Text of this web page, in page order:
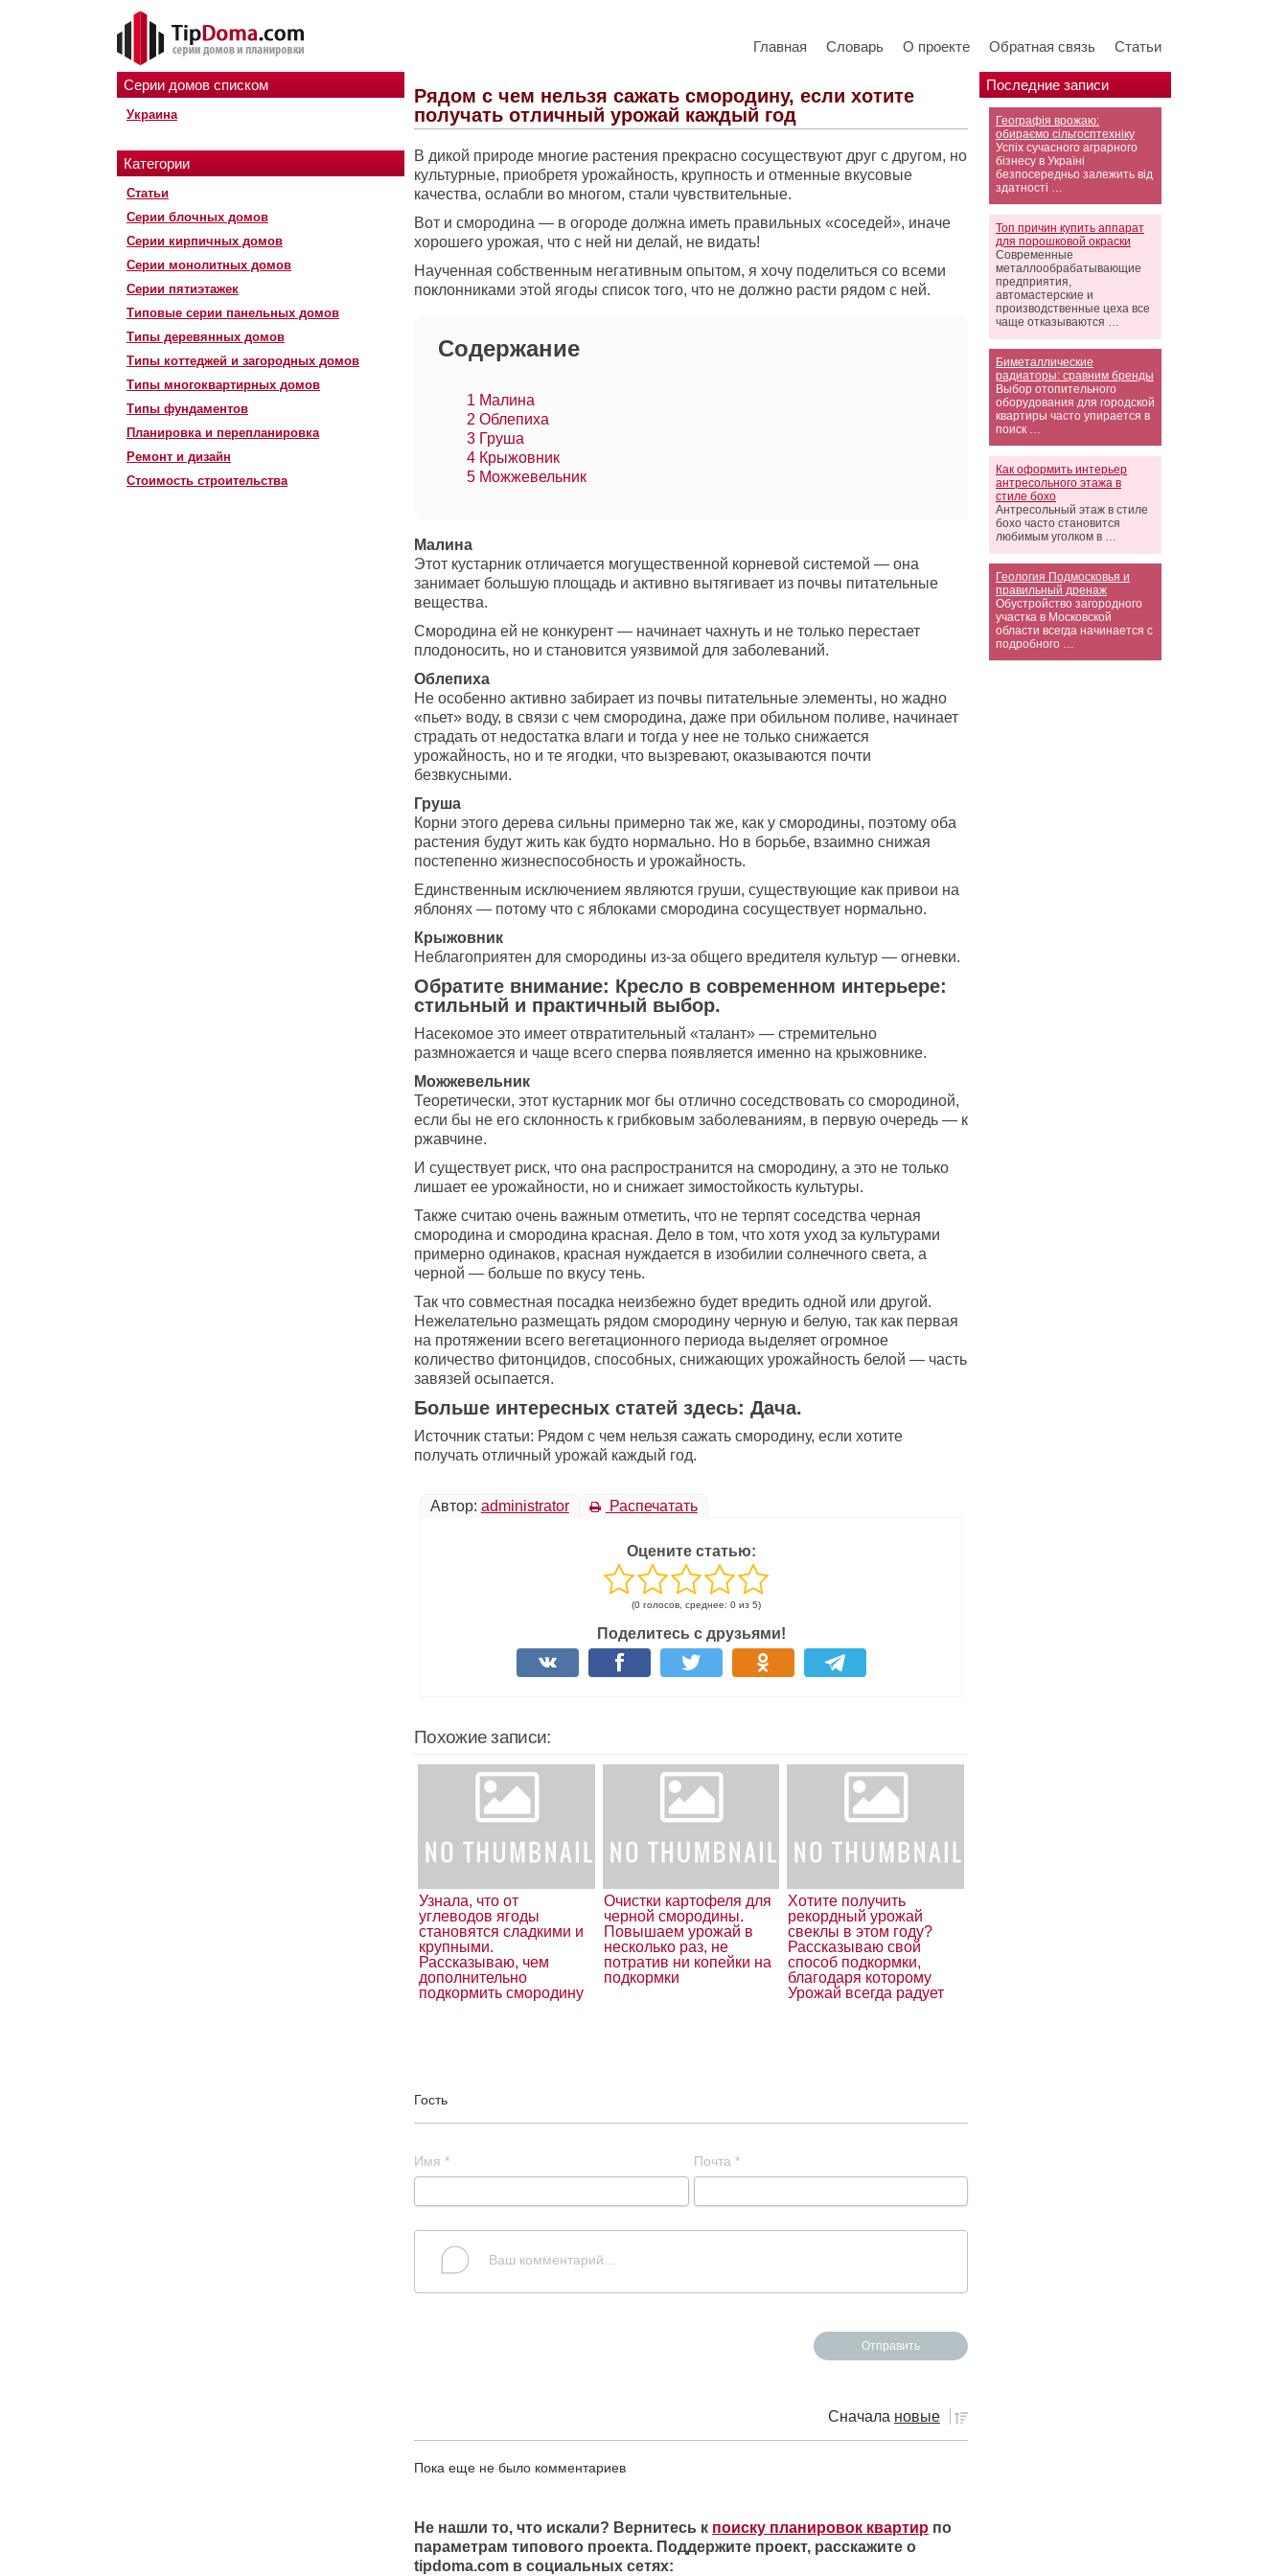
Главная Словарь О проекте Обратная связь Статьи
Серии домов списком
Украина
Категории
Статьи
Серии блочных домов
Серии кирпичных домов
Серии монолитных домов
Серии пятиэтажек
Типовые серии панельных домов
Типы деревянных домов
Типы коттеджей и загородных домов
Типы многоквартирных домов
Типы фундаментов
Планировка и перепланировка
Ремонт и дизайн
Стоимость строительства
Последние записи
Географія врожаю:
обираємо сільгосптехніку
Успіх сучасного аграрного
бізнесу в Україні
безпосередньо залежить від
здатності …
Топ причин купить аппарат
для порошковой окраски
Современные
металлообрабатывающие
предприятия,
автомастерские и
производственные цеха все
чаще отказываются …
Биметаллические
радиаторы: сравним бренды
Выбор отопительного
оборудования для городской
квартиры часто упирается в
поиск …
Как оформить интерьер
антресольного этажа в
стиле бохо
Антресольный этаж в стиле
бохо часто становится
любимым уголком в …
Геология Подмосковья и
правильный дренаж
Обустройство загородного
участка в Московской
области всегда начинается с
подробного …
Рядом с чем нельзя сажать смородину, если хотите
получать отличный урожай каждый год
В дикой природе многие растения прекрасно сосуществуют друг с другом, но
культурные, приобретя урожайность, крупность и отменные вкусовые
качества, ослабли во многом, стали чувствительные.
Вот и смородина — в огороде должна иметь правильных «соседей», иначе
хорошего урожая, что с ней ни делай, не видать!
Наученная собственным негативным опытом, я хочу поделиться со всеми
поклонниками этой ягоды список того, что не должно расти рядом с ней.
Содержание
1 Малина
2 Облепиха
3 Груша
4 Крыжовник
5 Можжевельник
Малина
Этот кустарник отличается могущественной корневой системой — она
занимает большую площадь и активно вытягивает из почвы питательные
вещества.
Смородина ей не конкурент — начинает чахнуть и не только перестает
плодоносить, но и становится уязвимой для заболеваний.
Облепиха
Не особенно активно забирает из почвы питательные элементы, но жадно
«пьет» воду, в связи с чем смородина, даже при обильном поливе, начинает
страдать от недостатка влаги и тогда у нее не только снижается
урожайность, но и те ягодки, что вызревают, оказываются почти
безвкусными.
Груша
Корни этого дерева сильны примерно так же, как у смородины, поэтому оба
растения будут жить как будто нормально. Но в борьбе, взаимно снижая
постепенно жизнеспособность и урожайность.
Единственным исключением являются груши, существующие как привои на
яблонях — потому что с яблоками смородина сосуществует нормально.
Крыжовник
Неблагоприятен для смородины из-за общего вредителя культур — огневки.
Обратите внимание: Кресло в современном интерьере:
стильный и практичный выбор.
Насекомое это имеет отвратительный «талант» — стремительно
размножается и чаще всего сперва появляется именно на крыжовнике.
Можжевельник
Теоретически, этот кустарник мог бы отлично соседствовать со смородиной,
если бы не его склонность к грибковым заболеваниям, в первую очередь — к
ржавчине.
И существует риск, что она распространится на смородину, а это не только
лишает ее урожайности, но и снижает зимостойкость культуры.
Также считаю очень важным отметить, что не терпят соседства черная
смородина и смородина красная. Дело в том, что хотя уход за культурами
примерно одинаков, красная нуждается в изобилии солнечного света, а
черной — больше по вкусу тень.
Так что совместная посадка неизбежно будет вредить одной или другой.
Нежелательно размещать рядом смородину черную и белую, так как первая
на протяжении всего вегетационного периода выделяет огромное
количество фитонцидов, способных, снижающих урожайность белой — часть
завязей осыпается.
Больше интересных статей здесь: Дача.
Источник статьи: Рядом с чем нельзя сажать смородину, если хотите
получать отличный урожай каждый год.
Автор: administrator Распечатать
Оцените статью:
(0 голосов, среднее: 0 из 5)
Поделитесь с друзьями!
Похожие записи:
Узнала, что от
углеводов ягоды
становятся сладкими и
крупными.
Рассказываю, чем
дополнительно
подкормить смородину
Очистки картофеля для
черной смородины.
Повышаем урожай в
несколько раз, не
потратив ни копейки на
подкормки
Хотите получить
рекордный урожай
свеклы в этом году?
Рассказываю свой
способ подкормки,
благодаря которому
Урожай всегда радует
Гость
Имя * Почта *
Сначала новые
Пока еще не было комментариев
Не нашли то, что искали? Вернитесь к поиску планировок квартир по
параметрам типового проекта. Поддержите проект, расскажите о
tipdoma.com в социальных сетях: